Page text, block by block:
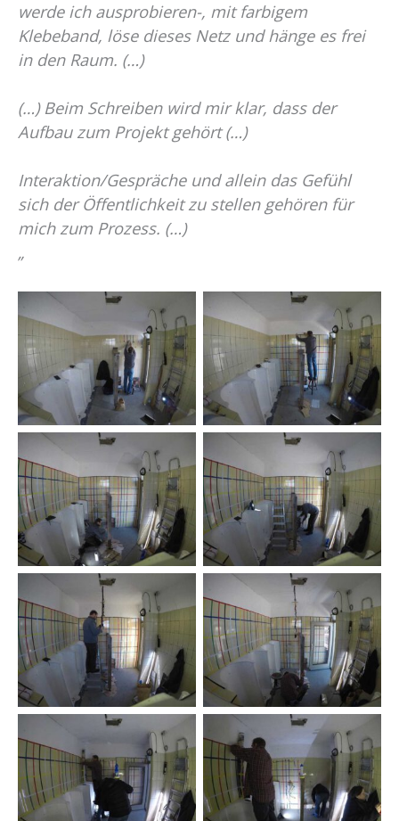
werde ich ausprobieren-, mit farbigem
Klebeband, löse dieses Netz und hänge es frei
in den Raum. (…)
(…) Beim Schreiben wird mir klar, dass der
Aufbau zum Projekt gehört (…)
Interaktion/Gespräche und allein das Gefühl
sich der Öffentlichkeit zu stellen gehören für
mich zum Prozess. (…)
„